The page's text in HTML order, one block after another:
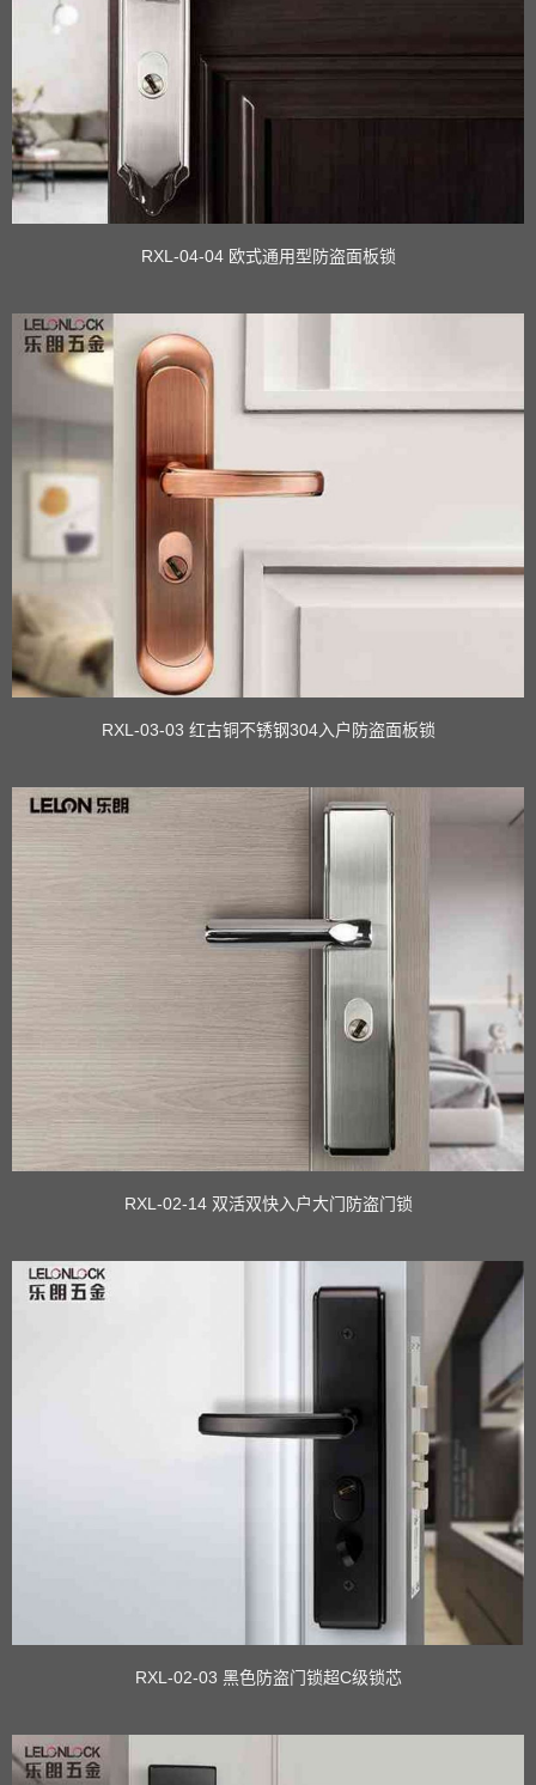
RXL-04-04 欧式通用型防盗面板锁
RXL-03-03 红古铜不锈钢304入户防盗面板锁
RXL-02-14 双活双快入户大门防盗门锁
RXL-02-03 黑色防盗门锁超C级锁芯